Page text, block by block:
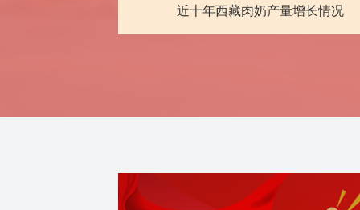
近十年西藏主要粮食产品产量增长